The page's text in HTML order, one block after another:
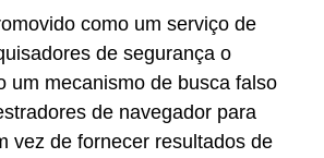
como um serviço de
de segurança o
um mecanismo de busca falso
de navegador para
vez de fornecer resultados de